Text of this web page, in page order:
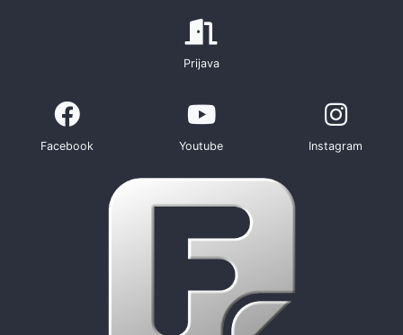
Prijava
Facebook Youtube Instagram